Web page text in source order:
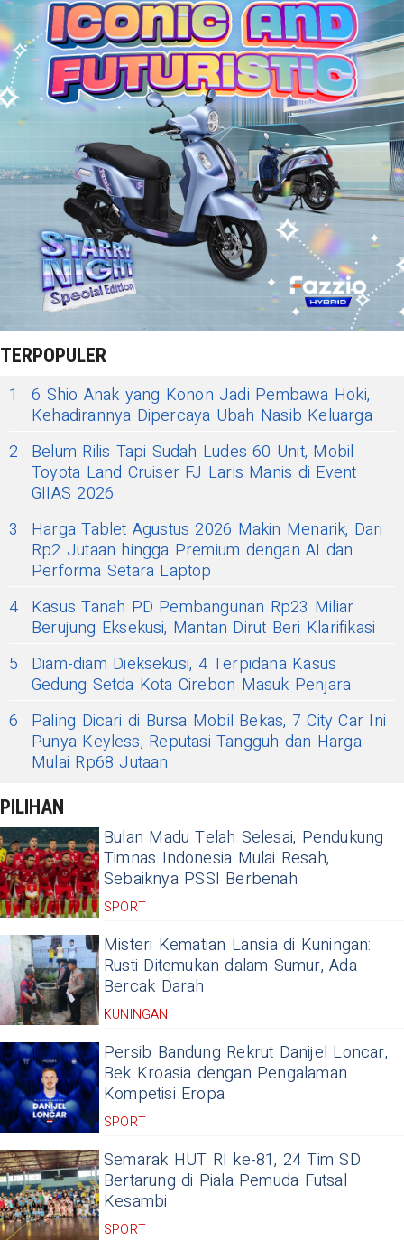
TERPOPULER
1
6 Shio Anak yang Konon Jadi Pembawa Hoki,
Kehadirannya Dipercaya Ubah Nasib Keluarga
2
Belum Rilis Tapi Sudah Ludes 60 Unit, Mobil
Toyota Land Cruiser FJ Laris Manis di Event
GIIAS 2026
3
Harga Tablet Agustus 2026 Makin Menarik, Dari
Rp2 Jutaan hingga Premium dengan AI dan
Performa Setara Laptop
4 Kasus Tanah PD Pembangunan Rp23 Miliar
Berujung Eksekusi, Mantan Dirut Beri Klarifikasi
5
Diam-diam Dieksekusi, 4 Terpidana Kasus
Gedung Setda Kota Cirebon Masuk Penjara
6
Paling Dicari di Bursa Mobil Bekas, 7 City Car Ini
Punya Keyless, Reputasi Tangguh dan Harga
Mulai Rp68 Jutaan
PILIHAN
Bulan Madu Telah Selesai, Pendukung
Timnas Indonesia Mulai Resah,
Sebaiknya PSSI Berbenah
SPORT
Misteri Kematian Lansia di Kuningan:
Rusti Ditemukan dalam Sumur, Ada
Bercak Darah
KUNINGAN
Persib Bandung Rekrut Danijel Loncar,
Bek Kroasia dengan Pengalaman
Kompetisi Eropa
SPORT
Semarak HUT RI ke-81, 24 Tim SD
Bertarung di Piala Pemuda Futsal
Kesambi
SPORT